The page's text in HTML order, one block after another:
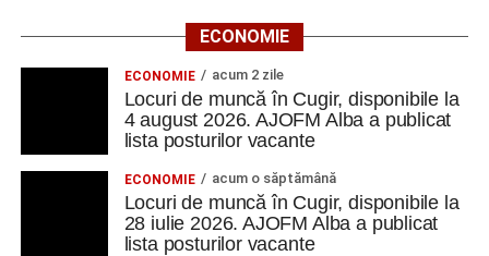
ECONOMIE
ECONOMIE acum 2 zile
Locuri de muncă în Cugir, disponibile la
4 august 2026. AJOFM Alba a publicat
lista posturilor vacante
ECONOMIE acum o săptămână
Locuri de muncă în Cugir, disponibile la
28 iulie 2026. AJOFM Alba a publicat
lista posturilor vacante